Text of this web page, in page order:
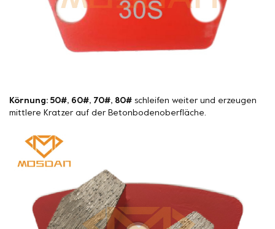
Körnung: 50#, 60#, 70#, 80# schleifen weiter und erzeugen
mittlere Kratzer auf der Betonbodenoberfläche.